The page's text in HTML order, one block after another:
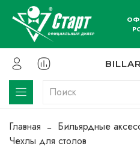
Главная Бильярдные
Чехлы для столов